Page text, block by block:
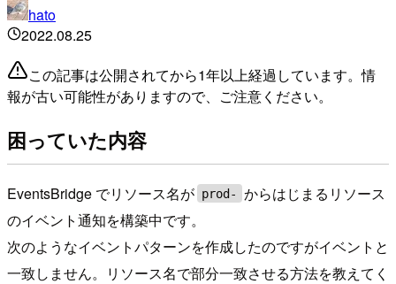
hato
2022.08.25
この記事は公開されてから1年以上経過しています。情
報が古い可能性がありますので、ご注意ください。
困っていた内容
EventsBridge でリソース名が prod-
からはじまるリソース
のイベント通知を構築中です。
次のようなイベントパターンを作成したのですがイベントと
一致しません。リソース名で部分一致させる方法を教えてく